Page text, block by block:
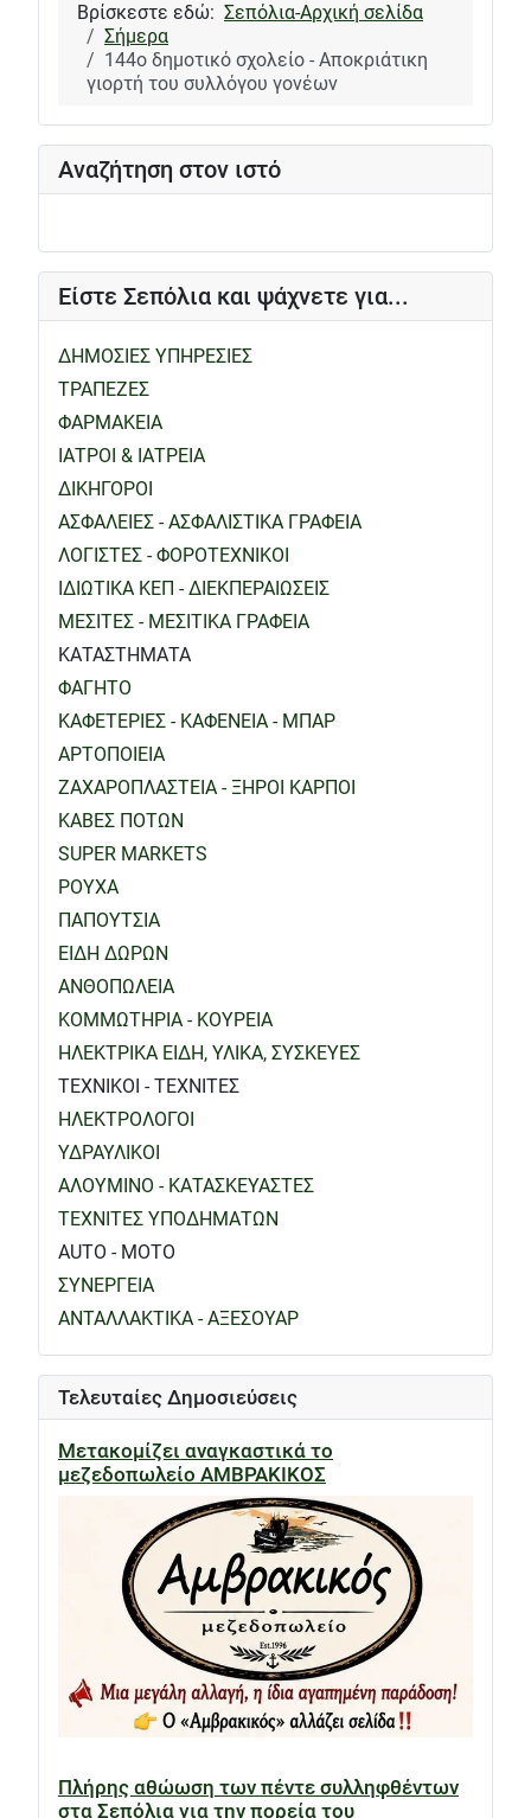
Αναζήτηση στον ιστό
Είστε Σεπόλια και ψάχνετε για...
ΔΗΜΟΣΙΕΣ ΥΠΗΡΕΣΙΕΣ
ΤΡΑΠΕΖΕΣ
ΦΑΡΜΑΚΕΙΑ
ΙΑΤΡΟΙ & ΙΑΤΡΕΙΑ
ΔΙΚΗΓΟΡΟΙ
ΑΣΦΑΛΕΙΕΣ - ΑΣΦΑΛΙΣΤΙΚΑ ΓΡΑΦΕΙΑ
ΛΟΓΙΣΤΕΣ - ΦΟΡΟΤΕΧΝΙΚΟΙ
ΙΔΙΩΤΙΚΑ ΚΕΠ - ΔΙΕΚΠΕΡΑΙΩΣΕΙΣ
ΜΕΣΙΤΕΣ - ΜΕΣΙΤΙΚΑ ΓΡΑΦΕΙΑ
ΚΑΤΑΣΤΗΜΑΤΑ
ΦΑΓΗΤΟ
ΚΑΦΕΤΕΡΙΕΣ - ΚΑΦΕΝΕΙΑ - ΜΠΑΡ
ΑΡΤΟΠΟΙΕΙΑ
ΖΑΧΑΡΟΠΛΑΣΤΕΙΑ - ΞΗΡΟΙ ΚΑΡΠΟΙ
ΚΑΒΕΣ ΠΟΤΩΝ
SUPER MARKETS
ΡΟΥΧΑ
ΠΑΠΟΥΤΣΙΑ
ΕΙΔΗ ΔΩΡΩΝ
ΑΝΘΟΠΩΛΕΙΑ
ΚΟΜΜΩΤΗΡΙΑ - ΚΟΥΡΕΙΑ
ΗΛΕΚΤΡΙΚΑ ΕΙΔΗ, ΥΛΙΚΑ, ΣΥΣΚΕΥΕΣ
ΤΕΧΝΙΚΟΙ - ΤΕΧΝΙΤΕΣ
ΗΛΕΚΤΡΟΛΟΓΟΙ
ΥΔΡΑΥΛΙΚΟΙ
ΑΛΟΥΜΙΝΟ - ΚΑΤΑΣΚΕΥΑΣΤΕΣ
ΤΕΧΝΙΤΕΣ ΥΠΟΔΗΜΑΤΩΝ
AUTO - MOTO
ΣΥΝΕΡΓΕΙΑ
ΑΝΤΑΛΛΑΚΤΙΚΑ - ΑΞΕΣΟΥΑΡ
Τελευταίες Δημοσιεύσεις
Μετακομίζει αναγκαστικά το
μεζεδοπωλείο ΑΜΒΡΑΚΙΚΟΣ
Πλήρης αθώωση των πέντε συλληφθέντων
στα Σεπόλια για την πορεία του
Βρίσκεστε εδώ: Σεπόλια-Αρχική σελίδα
Σήμερα
144ο δημοτικό σχολείο - Αποκριάτικη
γιορτή του συλλόγου γονέων